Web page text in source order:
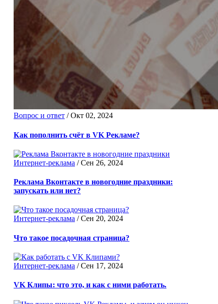
Вопрос и ответ /Окт 02, 2024
Как пополнить счёт в VK Рекламе?
Интернет-реклама /Сен 26, 2024
Реклама Вконтакте в новогодние праздники:
запускать или нет?
Интернет-реклама /Сен 20, 2024
Что такое посадочная страница?
Интернет-реклама /Сен 17, 2024
VK Клипы: что это, и как с ними работать.